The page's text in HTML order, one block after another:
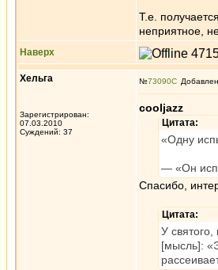
Т.е.
неприятное,
Наверх
Хельга
Зарегистрирован:
07.03.2010
Суждений: 37
№73090
cooljazz
Цитата:
«Одну
— «Он
Спасибо,
Цитата:
У
[мысль]: